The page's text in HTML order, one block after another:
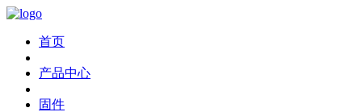
首页
产品中心
固件